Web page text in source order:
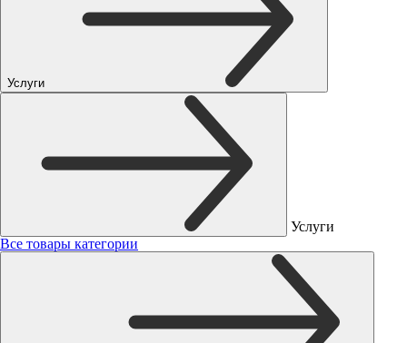
Услуги
Услуги
Все товары категории